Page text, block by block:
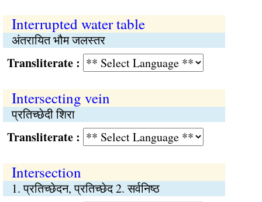
Interrupted water table
अंतरायित भौम जलस्तर
:
Intersecting vein
प्रतिच्छेदी शिरा
:
Intersection
1. प्रतिच्छेदन, प्रतिच्छेद 2. सर्वनिष्ठ